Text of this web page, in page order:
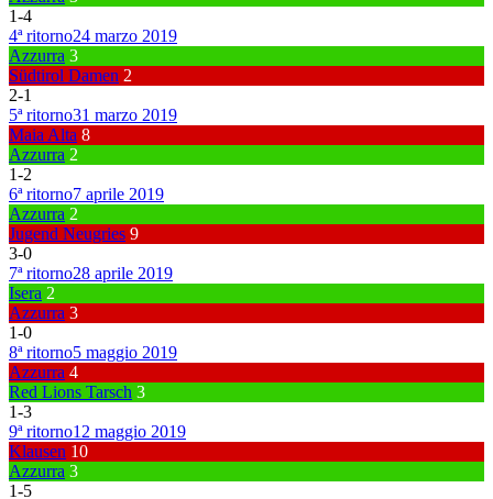
1-4
4ª ritorno24 marzo 2019
Azzurra 3
Südtirol Damen 2
2-1
5ª ritorno31 marzo 2019
Maia Alta 8
Azzurra 2
1-2
6ª ritorno7 aprile 2019
Azzurra 2
Jugend Neugries 9
3-0
7ª ritorno28 aprile 2019
Isera 2
Azzurra 3
1-0
8ª ritorno5 maggio 2019
Azzurra 4
Red Lions Tarsch 3
1-3
9ª ritorno12 maggio 2019
Klausen 10
Azzurra 3
1-5